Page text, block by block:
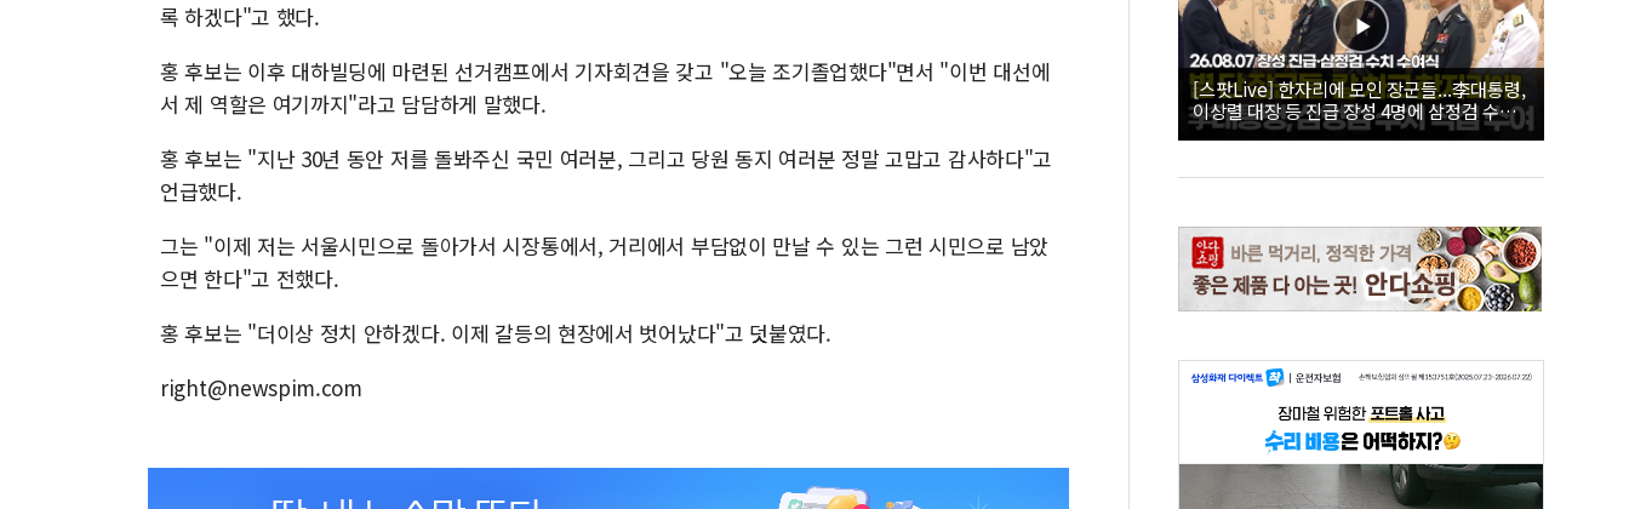
록 하겠다"고 했다.
홍 후보는 이후 대하빌딩에 마련된 선거캠프에서 기자회견을 갖고 "오늘 조기졸업했다"면서 "이번 대선에
서 제 역할은 여기까지"라고 담담하게 말했다.
홍 후보는 "지난 30년 동안 저를 돌봐주신 국민 여러분, 그리고 당원 동지 여러분 정말 고맙고 감사하다"고
언급했다.
그는 "이제 저는 서울시민으로 돌아가서 시장통에서, 거리에서 부담없이 만날 수 있는 그런 시민으로 남았
으면 한다"고 전했다.
홍 후보는 "더이상 정치 안하겠다. 이제 갈등의 현장에서 벗어났다"고 덧붙였다.
right@newspim.com
[스팟Live] 한자리에 모인 장군들...李대통령,
이상렬 대장 등 진급 장성 4명에 삼정검 수치
직접 수여｜26.08.07 장성 진급·삼정검 수치